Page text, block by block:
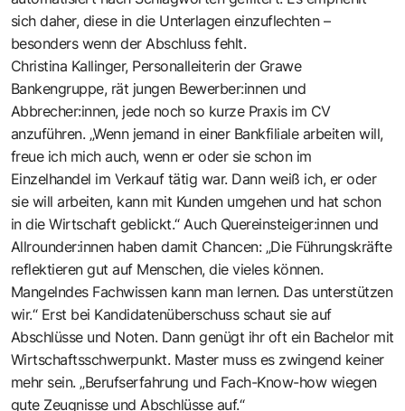
sich daher, diese in die Unterlagen einzuflechten –
besonders wenn der ­Abschluss fehlt.
Christina Kallinger, Personalleiterin der Grawe
Bankengruppe, rät jungen Bewerber:innen und
Abbrecher:innen, jede noch so kurze Praxis im CV
anzuführen. „Wenn jemand in einer Bankfiliale arbeiten will,
freue ich mich auch, wenn er oder sie schon im
Einzelhandel im Verkauf tätig war. Dann weiß ich, er oder
sie will arbeiten, kann mit Kunden umgehen und hat schon
in die Wirtschaft geblickt.“ Auch Quereinsteiger:innen und
Allrounder:innen haben damit Chancen: „Die Führungskräfte
reflektieren gut auf Menschen, die vieles können.
Mangelndes Fachwissen kann man lernen. Das unterstützen
wir.“ Erst bei Kandidatenüberschuss schaut sie auf
Abschlüsse und Noten. Dann genügt ihr oft ein Bachelor mit
Wirtschaftsschwerpunkt. Master muss es zwingend keiner
mehr sein. „Berufserfahrung und Fach-Know-how wiegen
gute Zeugnisse und Abschlüsse auf.“